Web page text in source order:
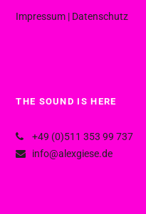
Impressum | Datenschutz
THE SOUND IS HERE
+49 (0)511 353 99 737
info@alexgiese.de